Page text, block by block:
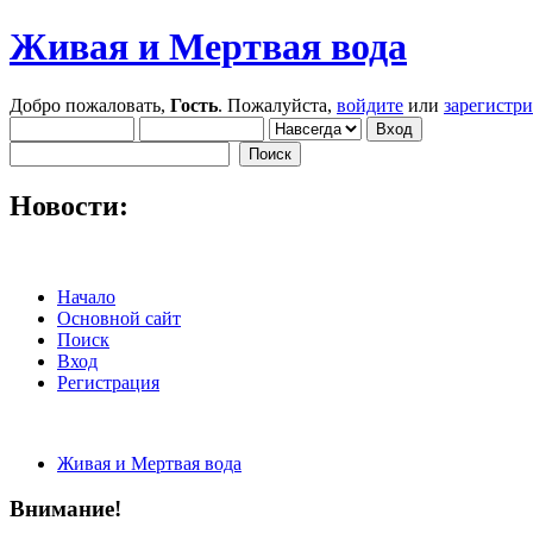
Живая и Мертвая вода
Добро пожаловать, Гость. Пожалуйста, войдите или
Новости:
Начало
Основной сайт
Поиск
Вход
Регистрация
Живая и Мертвая вода
Внимание!